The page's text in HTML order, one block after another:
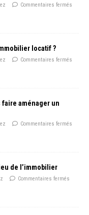
Commentaires fermés
locatif ?
Commentaires fermés
aménager un
Commentaires fermés
de l’immobilier
Commentaires fermés